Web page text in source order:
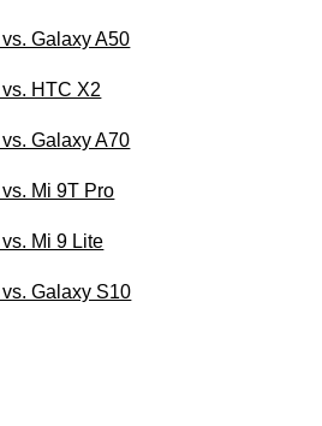
Galaxy A50
HTC X2
Galaxy A70
Mi 9T Pro
Mi 9 Lite
Galaxy S10